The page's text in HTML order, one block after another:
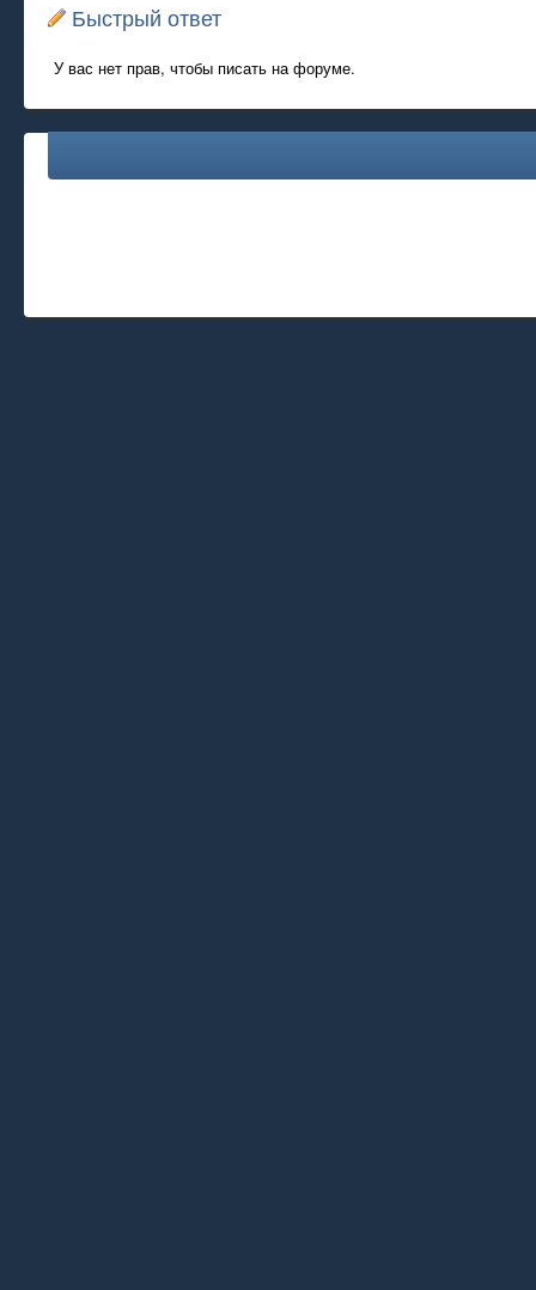
Быстрый ответ
У вас нет прав, чтобы писать на форуме.